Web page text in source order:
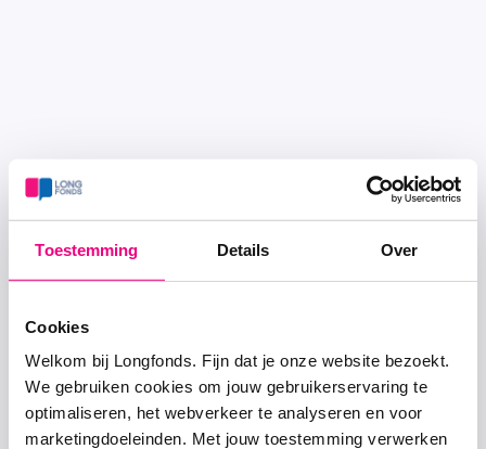
Toestemming Details Over
Cookies
Welkom bij Longfonds. Fijn dat je onze website bezoekt.
We gebruiken cookies om jouw gebruikerservaring te
optimaliseren, het webverkeer te analyseren en voor
marketingdoeleinden. Met jouw toestemming verwerken